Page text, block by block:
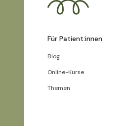
Für Patient:innen
Blog
Online-Kurse
Themen